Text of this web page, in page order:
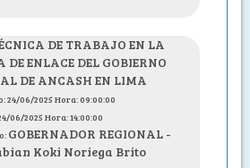
DE TRABAJO EN LA
DE ENLACE DEL GOBIERNO
DE ANCASH EN LIMA
24/06/2025 Hora: 09:00:00
06/2025 Hora: 14:00:00
GOBERNADOR REGIONAL -
Koki Noriega Brito